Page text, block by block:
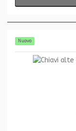
Nuovo